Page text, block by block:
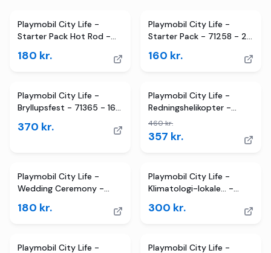
Playmobil City Life -
Starter Pack Hot Rod -
180 kr.
Playmobil City Life -
Starter Pack - 71258 - 25
160 kr.
Playmobil City Life -
Bryllupsfest - 71365 - 163
370 kr.
TILBUD
2butikker
Playmobil City Life -
Redningshelikopter -
71203
460kr.
357 kr.
Playmobil City Life -
Wedding Ceremony -
180 kr.
Playmobil City Life -
Klimatologi-lokale... -
300 kr.
Playmobil City Life -
Playmobil City Life -